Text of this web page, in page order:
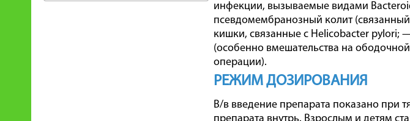
инфекции, вызываемые видами
псевдомембранозный колит
кишки, связанные с Helicobacter
(особенно вмешательства на
операции).
РЕЖИМ ДОЗИРОВАНИЯ
В/в введение препарата показано при